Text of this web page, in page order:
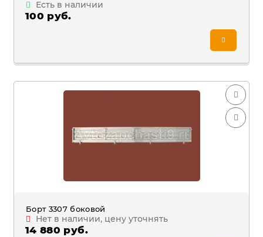
Есть в наличии
100 руб.
Борт 3307 боковой
Нет в наличии, цену уточнять
14 880 руб.